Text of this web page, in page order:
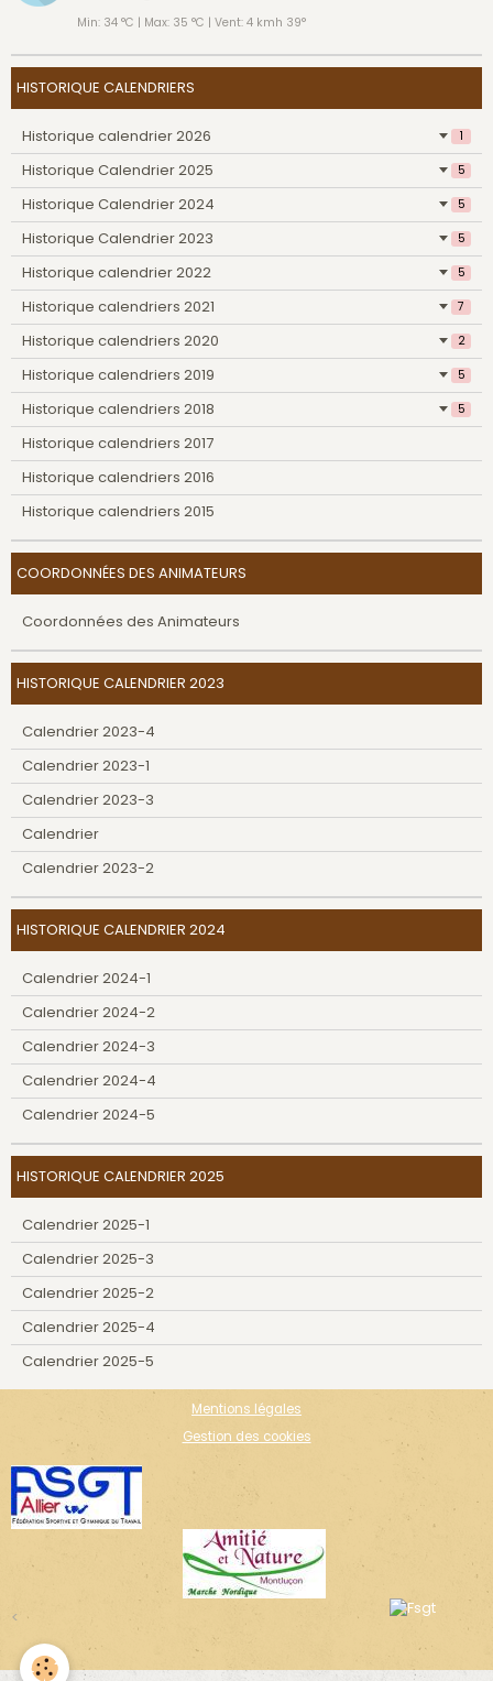
Min: 34 °C | Max: 35 °C | Vent: 4 kmh 39°
HISTORIQUE CALENDRIERS
Historique calendrier 2026 1
Historique Calendrier 2025 5
Historique Calendrier 2024 5
Historique Calendrier 2023 5
Historique calendrier 2022 5
Historique calendriers 2021 7
Historique calendriers 2020 2
Historique calendriers 2019 5
Historique calendriers 2018 5
Historique calendriers 2017
Historique calendriers 2016
Historique calendriers 2015
COORDONNÉES DES ANIMATEURS
Coordonnées des Animateurs
HISTORIQUE CALENDRIER 2023
Calendrier 2023-4
Calendrier 2023-1
Calendrier 2023-3
Calendrier
Calendrier 2023-2
HISTORIQUE CALENDRIER 2024
Calendrier 2024-1
Calendrier 2024-2
Calendrier 2024-3
Calendrier 2024-4
Calendrier 2024-5
HISTORIQUE CALENDRIER 2025
Calendrier 2025-1
Calendrier 2025-3
Calendrier 2025-2
Calendrier 2025-4
Calendrier 2025-5
Mentions légales
Gestion des cookies
<